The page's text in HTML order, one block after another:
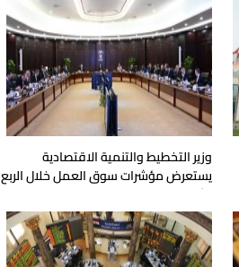
وزير التخطيط والتنمية الاقتصادية
يستعرض مؤشرات سوق العمل خلال الربع
الثاني من عام 2026